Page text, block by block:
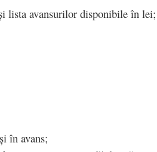
lista avansurilor disponibile în lei;
în avans;